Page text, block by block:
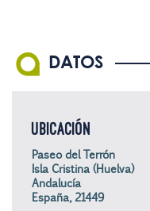
DATOS
UBICACIÓN
Paseo del Terrón
Isla Cristina (Huelva)
Andalucía
España, 21449